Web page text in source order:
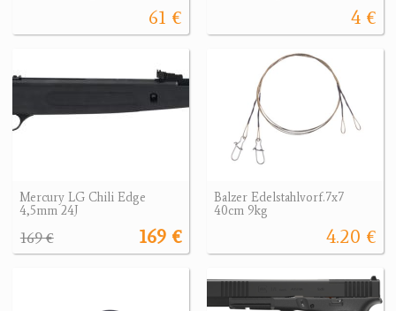
61 € 4 €
Mercury LG Chili Edge
4,5mm 24J
169 €
169 €
Balzer Edelstahlvorf.7x7
40cm 9kg
4.20 €